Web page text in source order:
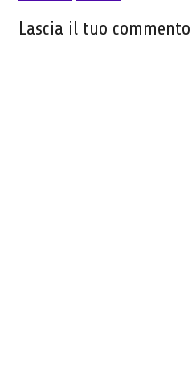
Lascia il tuo commento